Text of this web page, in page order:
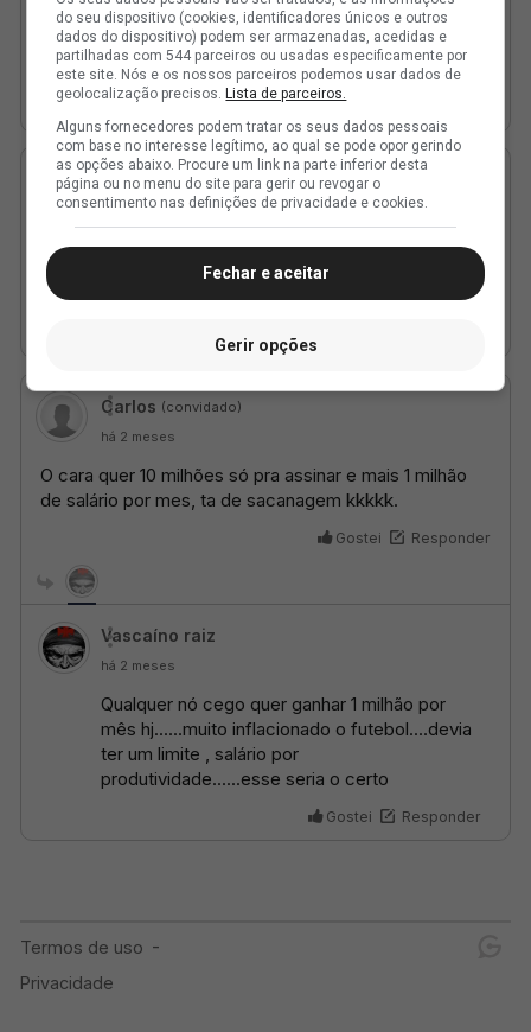
do seu dispositivo (cookies, identificadores únicos e outros
dados do dispositivo) podem ser armazenadas, acedidas e
partilhadas com 544 parceiros ou usadas especificamente por
este site. Nós e os nossos parceiros podemos usar dados de
geolocalização precisos. Lista de parceiros.
Alguns fornecedores podem tratar os seus dados pessoais
com base no interesse legítimo, ao qual se pode opor gerindo
as opções abaixo. Procure um link na parte inferior desta
página ou no menu do site para gerir ou revogar o
consentimento nas definições de privacidade e cookies.
Fechar e aceitar
Gerir opções